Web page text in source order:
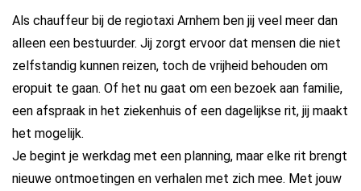
Als chauffeur bij de regiotaxi Arnhem ben jij veel meer dan
alleen een bestuurder. Jij zorgt ervoor dat mensen die niet
zelfstandig kunnen reizen, toch de vrijheid behouden om
eropuit te gaan. Of het nu gaat om een bezoek aan familie,
een afspraak in het ziekenhuis of een dagelijkse rit, jij maakt
het mogelijk.
Je begint je werkdag met een planning, maar elke rit brengt
nieuwe ontmoetingen en verhalen met zich mee. Met jouw